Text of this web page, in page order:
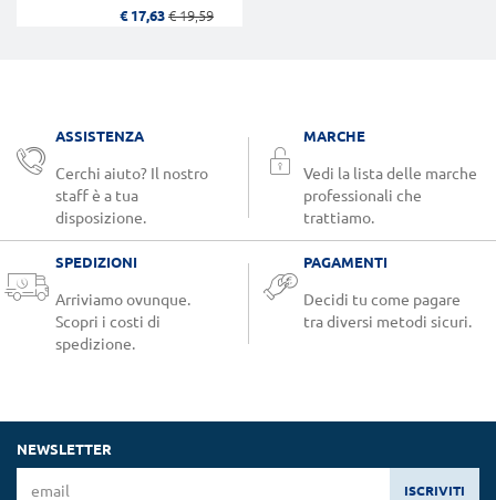
€ 17,63 € 19,59
ASSISTENZA
Cerchi aiuto? Il nostro
staff è a tua
disposizione.
MARCHE
Vedi la lista delle marche
professionali che
trattiamo.
SPEDIZIONI
Arriviamo ovunque.
Scopri i costi di
spedizione.
PAGAMENTI
Decidi tu come pagare
tra diversi metodi sicuri.
NEWSLETTER
ISCRIVITI